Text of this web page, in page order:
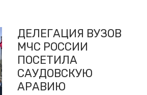
ДЕЛЕГАЦИЯ ВУЗОВ
МЧС РОССИИ
ПОСЕТИЛА
САУДОВСКУЮ
АРАВИЮ